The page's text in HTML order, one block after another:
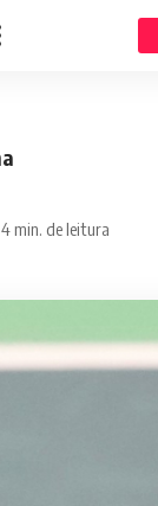
4 min. de leitura